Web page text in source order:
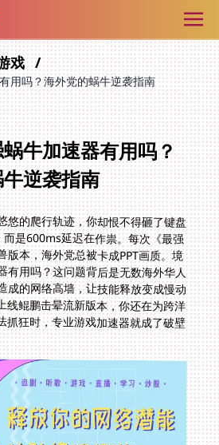
戏
用吗？海外党的蜗牛逆袭指南
牛加速器有用吗？
逆袭指南
悠的爬行轨迹，你却恨不得砸了键盘
而是600ms延迟在作祟。每次《最强
版本，海外党总被卡成PPT画质。境
有用吗？这问题背后是无数海外华人
成的网络高墙，让技能释放变成慢动
线鲲鹏击晕流新版本，你还在为跨洋
抓狂时，专业游戏加速器就成了破壁